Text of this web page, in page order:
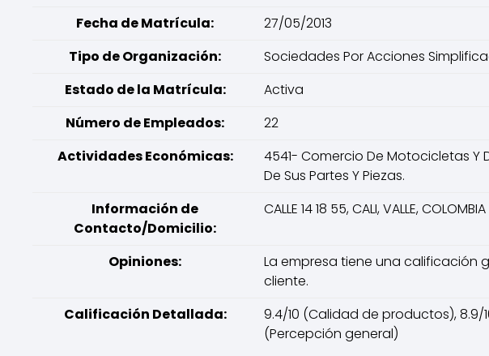
Fecha de Matrícula:
27/05/2013
Tipo de Organización:
Sociedades Por Acciones
Estado de la Matrícula:
Activa
Número de Empleados:
22
Actividades Económicas:
4541- Comercio De Motocicletas Y
De Sus Partes Y Piezas.
Información de
Contacto/Domicilio:
CALLE 14 18 55, CALI, VALLE, COLOMBIA
Opiniones:
La empresa tiene una calificación
cliente.
Calificación Detallada:
9.4/10 (Calidad de productos), 8.9/
(Percepción general)